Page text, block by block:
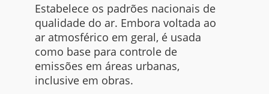
Estabelece os padrões nacionais de
qualidade do ar. Embora voltada ao
ar atmosférico em geral, é usada
como base para controle de
emissões em áreas urbanas,
inclusive em obras.